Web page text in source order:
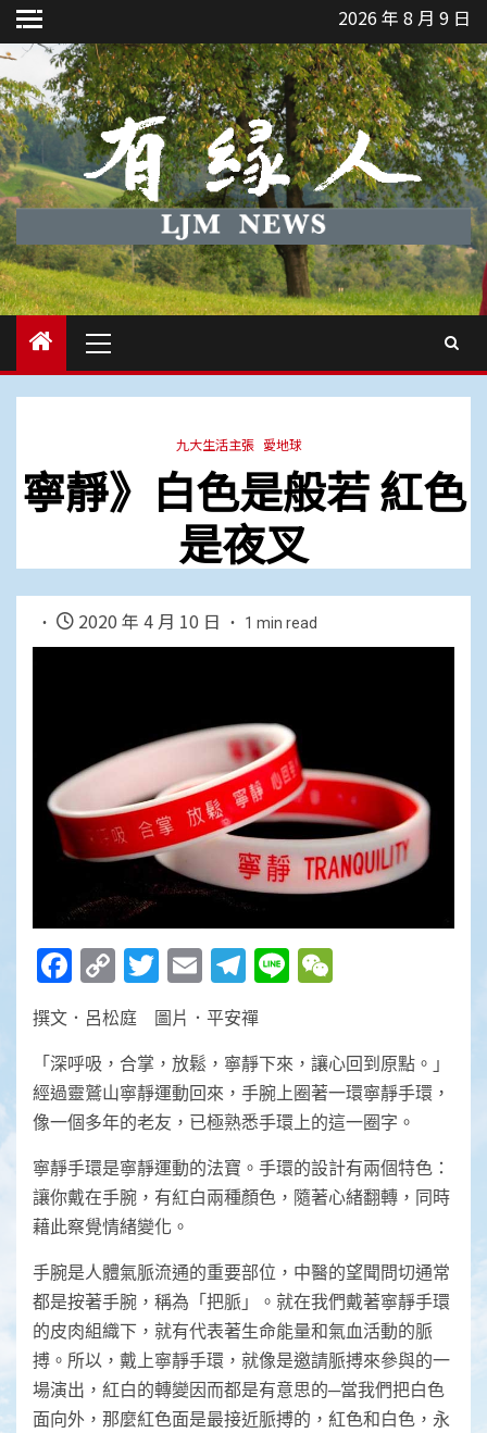
Skip
to
content
2026 年 8 月 9 日
Menu
九大生活主張 愛地球
寧靜》白色是般若 紅色
是夜叉
2020 年 4 月 10 日 1 min read
Facebook
Copy
Link
Twitter
EmailTelegram
Line
撰文．呂松庭 圖片．平安禪
「深呼吸，合掌，放鬆，寧靜下來，讓心回到原點。」
經過靈鷲山寧靜運動回來，手腕上圈著一環寧靜手環，
像一個多年的老友，已極熟悉手環上的這一圈字。
寧靜手環是寧靜運動的法寶。手環的設計有兩個特色：
讓你戴在手腕，有紅白兩種顏色，隨著心緒翻轉，同時
藉此察覺情緒變化。
手腕是人體氣脈流通的重要部位，中醫的望聞問切通常
都是按著手腕，稱為「把脈」。就在我們戴著寧靜手環
的皮肉組織下，就有代表著生命能量和氣血活動的脈
搏。所以，戴上寧靜手環，就像是邀請脈搏來參與的一
場演出，紅白的轉變因而都是有意思的─當我們把白色
面向外，那麼紅色面是最接近脈搏的，紅色和白色，永